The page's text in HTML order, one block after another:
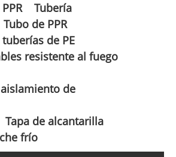
Tubería
Tubo de PPR
de PE
resistente al fuego
de
Tapa de alcantarilla
frío